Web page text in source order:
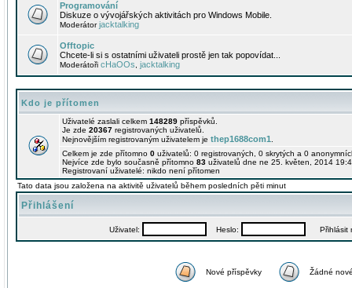
Programování
Diskuze o vývojářských aktivitách pro Windows Mobile.
Moderátorjacktalking
Offtopic
Chcete-li si s ostatními uživateli prostě jen tak popovídat...
Moderátoři cHaOOs jacktalking
Kdo je přítomen
Uživatelé zaslali celkem 148289 příspěvků.
Je zde 20367 registrovaných uživatelů.
Nejnovějším registrovaným uživatelem je thep1688com1
Celkem je zde přítomno 0 uživatelů: 0 registrovaných, 0 skrytých a 0
Nejvíce zde bylo současně přítomno 83 uživatelů dne ne 25. květen, 2014
Registrovaní uživatelé: nikdo není přítomen
Tato data jsou založena na aktivitě uživatelů během posledních pěti minut
Přihlášení
Uživatel: Heslo: Přihlásit
Nové příspěvky Žádné